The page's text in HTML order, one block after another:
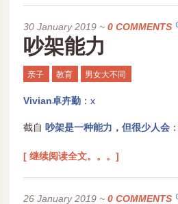
30 January 2019 ~ 0 COMMENTS
吵架能力
亲子 教育 男女大不同
Vivian卓卉勤 ： x
截自 吵架是一种能力，但很少人会
[ 继续阅读全文。。。]
26 January 2019 ~ 0 COMMENTS